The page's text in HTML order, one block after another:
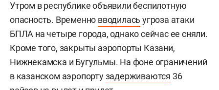
Утром в республике объявили беспилотную
опасность. Временно вводилась угроза атаки
БПЛА на четыре города, однако сейчас ее сняли.
Кроме того, закрыты аэропорты Казани,
Нижнекамска и Бугульмы. На фоне ограничений
в казанском аэропортузадерживаются 36